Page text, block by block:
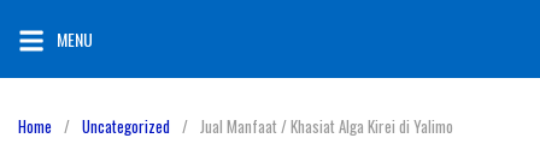
content
MENU
Home Uncategorized Jual Manfaat / Khasiat Alga Kirei di Yalimo